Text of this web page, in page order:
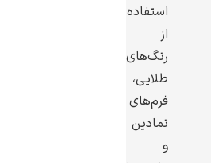
استفاده
از
رنگ‌های
طلایی،
فرم‌های
نمادین
و